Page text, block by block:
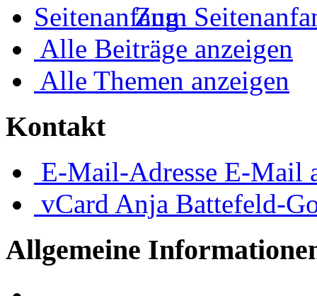
Zum
Alle Beiträge anzeigen
Alle Themen anzeigen
Kontakt
E-Mail-Adresse E-Mail
vCard Anja Battefeld-
Allgemeine